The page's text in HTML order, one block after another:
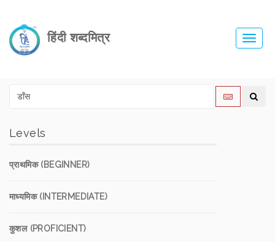
हिंदी शब्दमित्र
Levels
प्राथमिक (BEGINNER)
माध्यमिक (INTERMEDIATE)
कुशल (PROFICIENT)